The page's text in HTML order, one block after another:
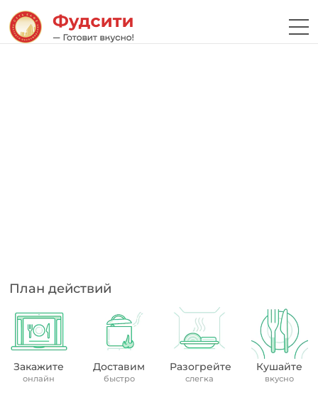
План действий
Закажите
онлайн
Доставим
быстро
Разогрейте
слегка
Кушайте
вкусно